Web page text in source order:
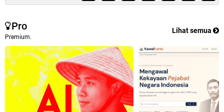
Pro
Premium.
Lihat semua